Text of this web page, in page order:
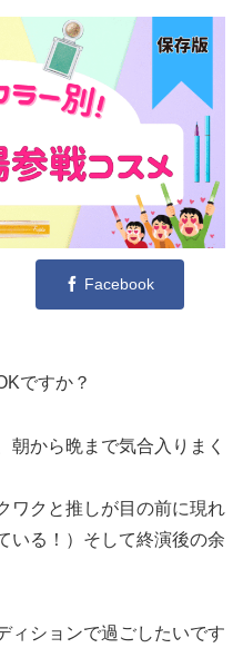
Facebook
ですか？
朝から晩まで気合入りまく
ワクと推しが目の前に現れ
いる！）そして終演後の余
ィションで過ごしたいです